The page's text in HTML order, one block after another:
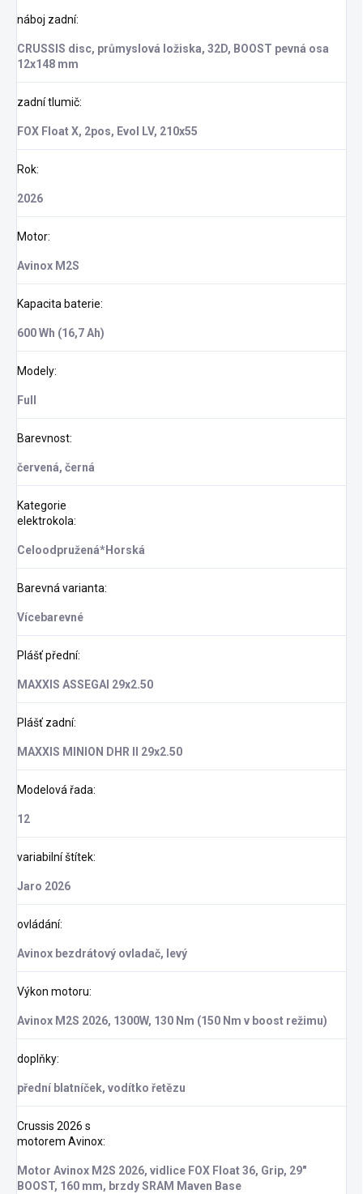
náboj zadní:
CRUSSIS disc, průmyslová ložiska, 32D, BOOST pevná osa
12x148 mm
zadní tlumič:
FOX Float X, 2pos, Evol LV, 210x55
Rok:
2026
Motor:
Avinox M2S
Kapacita baterie:
600 Wh (16,7 Ah)
Modely:
Full
Barevnost:
červená, černá
Kategorie
elektrokola:
Celoodpružená*Horská
Barevná varianta:
Vícebarevné
Plášť přední:
MAXXIS ASSEGAI 29x2.50
Plášť zadní:
MAXXIS MINION DHR II 29x2.50
Modelová řada:
12
variabilní štítek:
Jaro 2026
ovládání:
Avinox bezdrátový ovladač, levý
Výkon motoru:
Avinox M2S 2026, 1300W, 130 Nm (150 Nm v boost režimu)
doplňky:
přední blatníček, vodítko řetězu
Crussis 2026 s
motorem Avinox:
Motor Avinox M2S 2026, vidlice FOX Float 36, Grip, 29"
BOOST, 160 mm, brzdy SRAM Maven Base